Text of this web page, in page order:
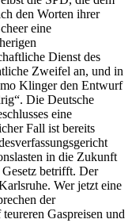
den Worten ihrer
eine
Dienst des
Zweifel an, und in
Klinger den Entwurf
Die Deutsche
eine
Fall ist bereits
in die Zukunft
betrifft. Der
Wer jetzt eine
der
Gaspreisen und